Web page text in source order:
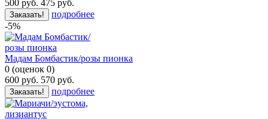
500 руб. 475 руб.
Заказать!
подробнее
-5%
Мадам Бомбастик/розы пионка
0 (оценок 0)
600 руб. 570 руб.
Заказать! подробнее